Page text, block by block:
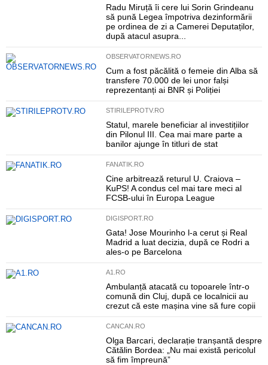
Radu Miruță îi cere lui Sorin Grindeanu
să pună Legea împotriva dezinformării
pe ordinea de zi a Camerei Deputaților,
după atacul asupra...
OBSERVATORNEWS.RO
Cum a fost păcălită o femeie din Alba să
transfere 70.000 de lei unor falși
reprezentanți ai BNR și Poliției
STIRILEPROTV.RO
Statul, marele beneficiar al investițiilor
din Pilonul III. Cea mai mare parte a
banilor ajunge în titluri de stat
FANATIK.RO
Cine arbitrează returul U. Craiova –
KuPS! A condus cel mai tare meci al
FCSB-ului în Europa League
DIGISPORT.RO
Gata! Jose Mourinho l-a cerut și Real
Madrid a luat decizia, după ce Rodri a
ales-o pe Barcelona
A1.RO
Ambulanță atacată cu topoarele într-o
comună din Cluj, după ce localnicii au
crezut că este mașina vine să fure copii
CANCAN.RO
Olga Barcari, declarație tranșantă despre
Cătălin Bordea: „Nu mai există pericolul
să fim împreună”